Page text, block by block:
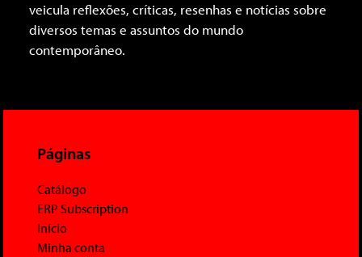
veicula reflexões, críticas, resenhas e notícias sobre
diversos temas e assuntos do mundo
contemporâneo.
Páginas
Catálogo
ERP Subscription
Início
Minha conta